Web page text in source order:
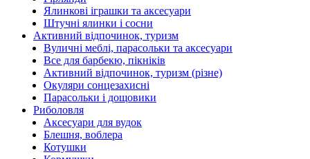
Ялинкові іграшки та аксесуари
Штучні ялинки і сосни
Активний відпочинок, туризм
Вуличні меблі, парасольки та аксесуари
Все для барбекю, пікніків
Активний відпочинок, туризм (різне)
Окуляри сонцезахисні
Парасольки і дощовики
Риболовля
Аксесуари для вудок
Блешня, воблера
Котушки